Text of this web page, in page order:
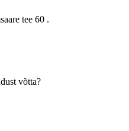
tee 60 .
võtta?